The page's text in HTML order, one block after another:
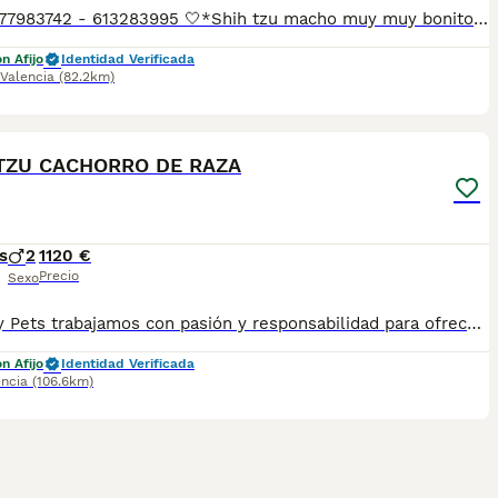
Laura 677983742 - 613283995 🤍*Shih tzu macho muy muy bonito es elndenlasnfotos*🤍 ¿Buscas un nuevo compañero para tu hogar? ❤️ Tenemos preciosos cachorros listos para encontrar una familia responsable. ✅ Vacunados ✅ Desparasitados ✅ Cartilla sanitaria ✅ Garantías incluidas ✅ Máxima atención y cuidado Se hacen envíos a toda España: Andalucía: Almería, Cádiz, Córdoba, Granada, Huelva, Jaén, Málaga, Sevilla.Aragón: Huesca, Teruel, Zaragoza.Asturias: Oviedo.Baleares: Palma.Canarias: Las Palmas de Gran Canaria, Santa Cruz de Tenerife.Cantabria: Santander.Castilla-La Mancha: Albacete, Ciudad Real, Cuenca, Guadalajara, Toledo.Castilla y León: Ávila, Burgos, León, Palencia, Salamanca, Segovia, Soria, Valladolid, Zamora.Cataluña: Barcelona, Gerona (Girona), Lérida (Lleida), Tarragona.Comunidad Valenciana: Alicante, Castellón de la Plana, Valencia.Extremadura: Badajoz, Cáceres.Galicia: La Coruña (A Coruña), Lugo, Orense (Ourense), Pontevedra.La Rioja: Logroño.Madrid: Madrid.Murcia: Murcia.Navarra: Pamplona.País Vasco: Bilbao (Vizcaya), San Sebastián (Guipúzcoa), Vitoria (Álava). 🐾 Cachorros sanos, sociables y criados con mucho cariño. 📲 ¡Pregunta sin compromiso por disponibilidad, fotos y precios por mensaje privado!
Afijo
Identidad Verificada
Valencia (82.2km)
CACHORRO DE RAZA
2
Sexo
1120 €
Precio
En Tutty Pets trabajamos con pasión y responsabilidad para ofrecerte compañeros de vida sanos, equilibrados y con todas las garantías. Te garantizamos: ✅ Vacunas correspondientes a su edad. ✅ Cartilla veterinaria. ✅ Desparasitación interna y externa. ✅ Pasaporte y microchip. ✅ Garantías víricas y congénitas. ✅ Contrato de compraventa sellado por la empresa. ✅ Envíos a toda la península (según kilometraje). ✅ Financiación a medida de 6 a 48 meses, con y sin intereses. 💕 Listo para encontrar una familia que le quiera para toda la vida. 📩 Solicita más información sin compromiso. 🐶 Tutty Pets, donde nacen grandes compañeros.
Afijo
Identidad Verificada
(106.6km)